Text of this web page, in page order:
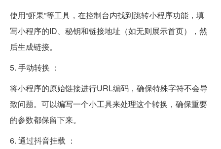
使用“虾果”等工具，在控制台内找到跳转小程序功能，填
写小程序的ID、秘钥和链接地址（如无则展示首页），然
后生成链接。
5. 手动转换 ：
将小程序的原始链接进行URL编码，确保特殊字符不会导
致问题。可以编写一个小工具来处理这个转换，确保重要
的参数都保留下来。
6. 通过抖音挂载 ：